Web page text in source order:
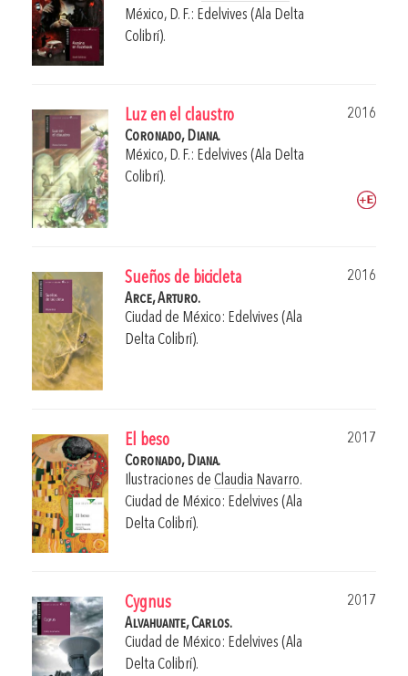
México, D. F.: Edelvives (Ala Delta
Colibrí).
Luz en el claustro
2016
Coronado, Diana.
México, D. F.: Edelvives (Ala Delta
Colibrí).
Sueños de bicicleta
2016
Arce, Arturo.
Ciudad de México: Edelvives (Ala
Delta Colibrí).
El beso
2017
Coronado, Diana.
Ilustraciones de Claudia Navarro.
Ciudad de México: Edelvives (Ala
Delta Colibrí).
Cygnus
2017
Alvahuante, Carlos.
Ciudad de México: Edelvives (Ala
Delta Colibrí).